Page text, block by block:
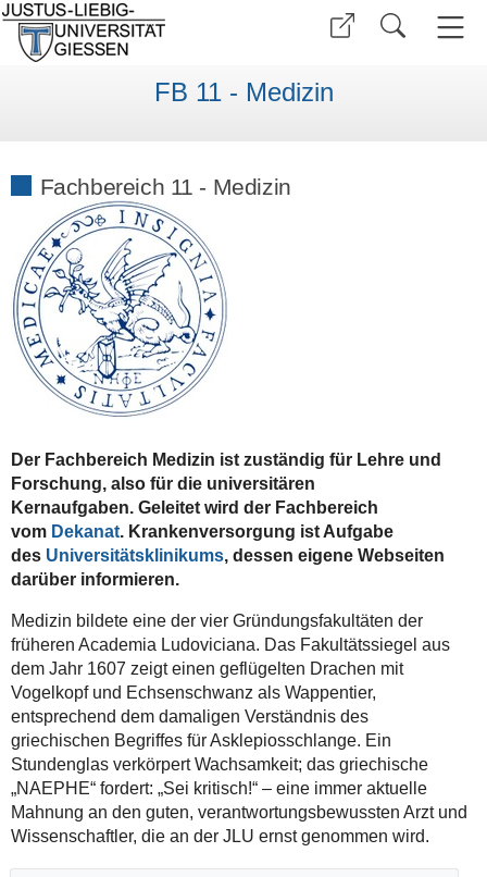
FB 11 - Medizin
Fachbereich 11 - Medizin
Der Fachbereich Medizin ist zuständig für Lehre und
Forschung, also für die universitären
Kernaufgaben. Geleitet wird der Fachbereich
vom Dekanat. Krankenversorgung ist Aufgabe
des Universitätsklinikums, dessen eigene Webseiten
darüber informieren.
Medizin bildete eine der vier Gründungsfakultäten der
früheren Academia Ludoviciana. Das Fakultätssiegel aus
dem Jahr 1607 zeigt einen geflügelten Drachen mit
Vogelkopf und Echsenschwanz als Wappentier,
entsprechend dem damaligen Verständnis des
griechischen Begriffes für Asklepiosschlange. Ein
Stundenglas verkörpert Wachsamkeit; das griechische
„NAEPHE“ fordert: „Sei kritisch!“ – eine immer aktuelle
Mahnung an den guten, verantwortungsbewussten Arzt und
Wissenschaftler, die an der JLU ernst genommen wird.